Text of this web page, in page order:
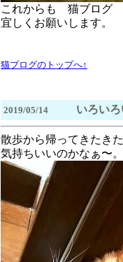
これからも 猫ブログ
宜しくお願いします。
猫ブログのトップへ↑
2019/05/14 いろいろ
散歩から帰ってきたき
気持ちいいのかなぁ〜。